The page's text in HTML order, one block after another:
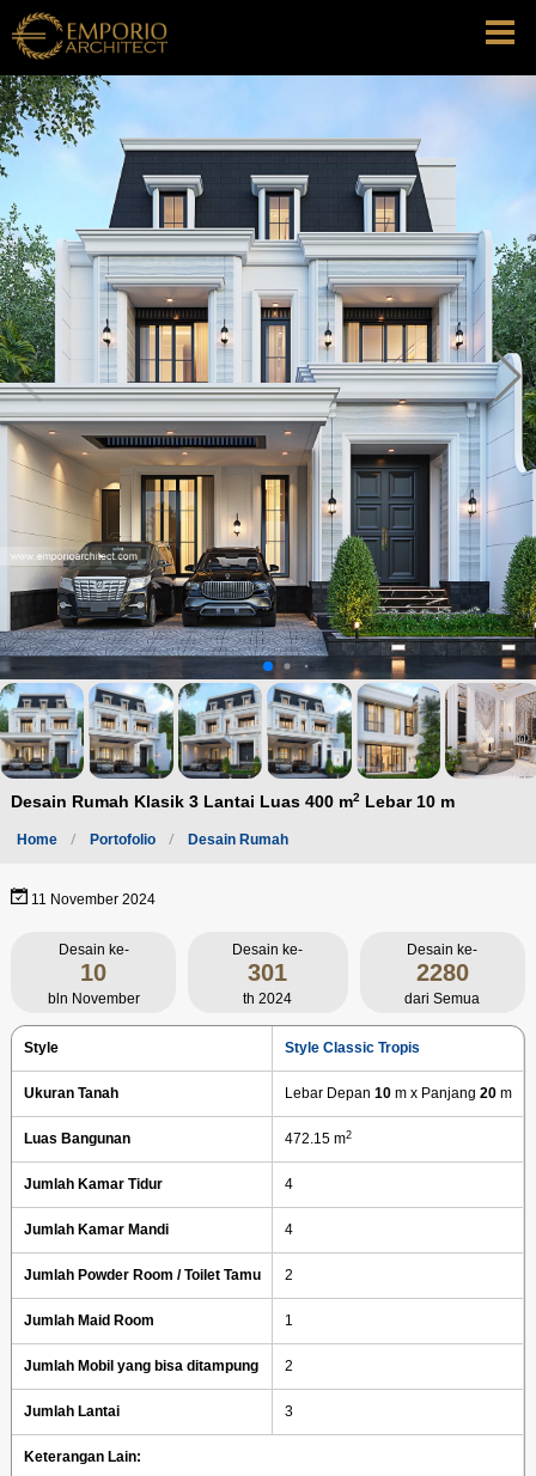
Desain Rumah Klasik 3 Lantai Luas 400 m2 Lebar 10 m
Home Portofolio Desain Rumah
11 November 2024
Desain ke-
10
bln November
Desain ke-
301
th 2024
Desain ke-
2280
dari Semua
Style Style Classic Tropis
Ukuran Tanah Lebar Depan10 m x Panjang20 m
Luas Bangunan 472.15 m2
Jumlah Kamar Tidur 4
Jumlah Kamar Mandi 4
Jumlah Powder Room / Toilet Tamu 2
Jumlah Maid Room 1
Jumlah Mobil yang bisa ditampung 2
Jumlah Lantai 3
Keterangan Lain: